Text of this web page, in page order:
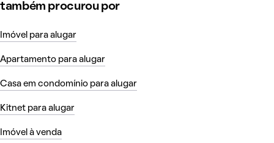
também procurou por
Imóvel para alugar
Apartamento para alugar
Casa em condomínio para alugar
Kitnet para alugar
Imóvel à venda